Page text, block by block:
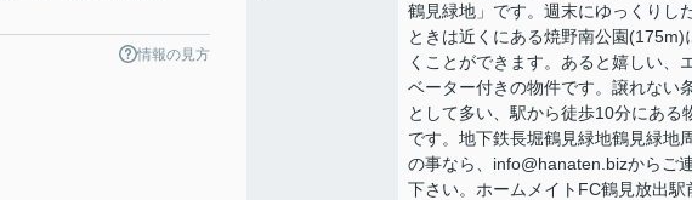
情報の見方
鶴見緑地」です。週末にゆっくりし
ときは近くにある焼野南公園(175m)
くことができます。あると嬉しい、
ベーター付きの物件です。譲れない
として多い、駅から徒歩10分にある
です。地下鉄長堀鶴見緑地鶴見緑地
の事なら、info@hanaten.bizからご
下さい。ホームメイトFC鶴見放出駅